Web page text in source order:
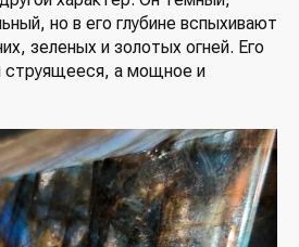
но в его глубине вспыхивают
зеленых и золотых огней. Его
струящееся, а мощное и